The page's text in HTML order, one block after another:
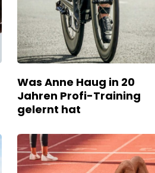
Was Anne Haug in 20
Jahren Profi-Training
gelernt hat